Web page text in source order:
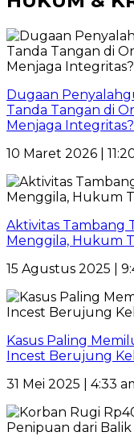
Dugaan
Tanda Tangan di
Menjaga Integritas?
10 Maret 2026 |
Aktivitas Tambang
Menggila, Hukum
15 Agustus 2025 |
Kasus Paling
Incest Berujung
31 Mei 2025 | 4:33